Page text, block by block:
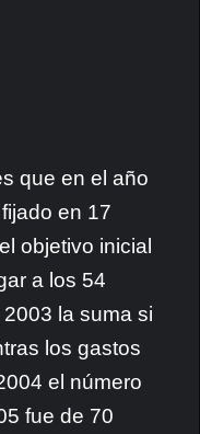
que en el año
en 17
objetivo inicial
a los 54
la suma si
los gastos
el número
fue de 70